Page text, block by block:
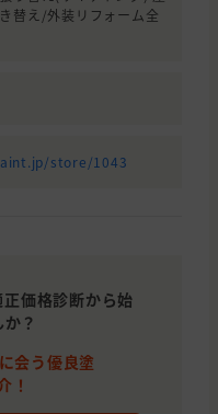
替え/外装リフォーム全
store/1043
価格診断から始
？
会う優良塗
！